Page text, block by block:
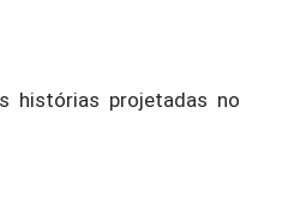
histórias projetadas no